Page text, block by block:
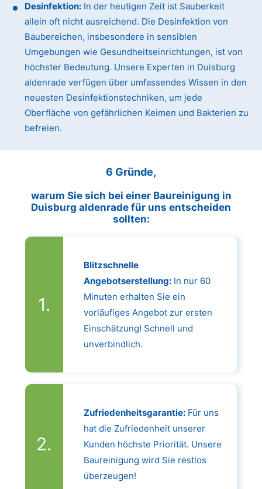
Desinfektion: In der heutigen Zeit ist Sauberkeit
allein oft nicht ausreichend. Die Desinfektion von
Baubereichen, insbesondere in sensiblen
Umgebungen wie Gesundheitseinrichtungen, ist von
höchster Bedeutung. Unsere Experten in Duisburg
aldenrade verfügen über umfassendes Wissen in den
neuesten Desinfektionstechniken, um jede
Oberfläche von gefährlichen Keimen und Bakterien zu
befreien.
6 Gründe,
warum Sie sich bei einer Baureinigung in
Duisburg aldenrade für uns entscheiden
sollten:
Blitzschnelle
Angebotserstellung:In nur 60
Minuten erhalten Sie ein
vorläufiges Angebot zur ersten
Einschätzung! Schnell und
unverbindlich.
Zufriedenheitsgarantie:Für uns
hat die Zufriedenheit unserer
Kunden höchste Priorität. Unsere
Baureinigung wird Sie restlos
überzeugen!